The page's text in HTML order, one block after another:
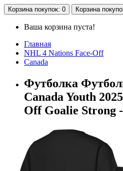
Корзина покупок: 0 Корзина
Ваша корзина пуста!
Главная
NHL 4 Nations Face-Off
Canada
Футболка
Canada Youth
Off Goalie Strong